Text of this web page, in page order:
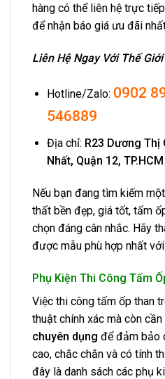
hàng có thể liên hệ trực
để nhận báo giá ưu đãi
Liên Hệ Ngay Với Thế
Hotline/Zalo: 0902
546889
Địa chỉ: R23 Dương Thị
Nhất, Quận 12, TP.HCM
Nếu bạn đang tìm kiếm
thất bền đẹp, giá tốt, tấm
chọn đáng cân nhắc. Hãy
được mẫu phù hợp nhất
Phụ Kiện Thi Công Tấm
Việc thi công tấm ốp than
thuật chính xác mà còn
chuyên dụng để đảm bảo
cao, chắc chắn và có tính
đây là danh sách các phụ